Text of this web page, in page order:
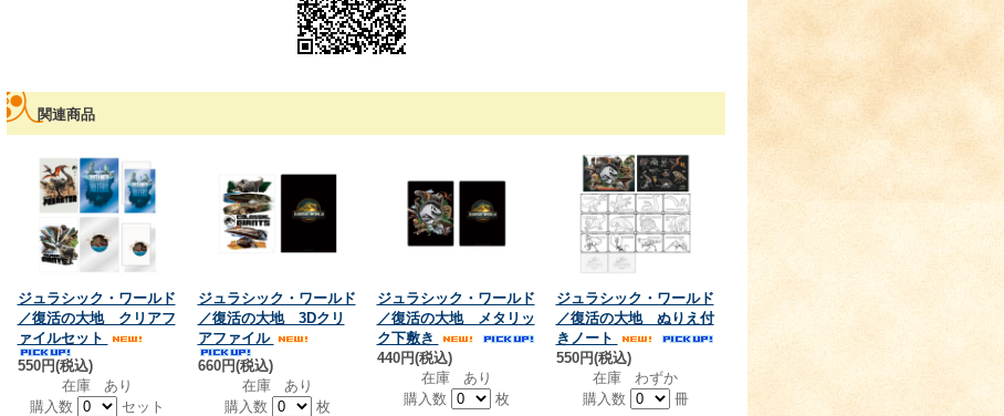
関連商品
ジュラシック・ワールド
／復活の大地 クリアフ
ァイルセット
550円(税込)
在庫 あり
購入数
セット
ジュラシック・ワールド
／復活の大地 3Dクリ
アファイル
660円(税込)
在庫 あり
購入数
枚
ジュラシック・ワールド
／復活の大地 メタリッ
ク下敷き
440円(税込)
在庫 あり
購入数
枚
ジュラシック・ワールド
／復活の大地 ぬりえ付
きノート
550円(税込)
在庫 わずか
購入数
冊